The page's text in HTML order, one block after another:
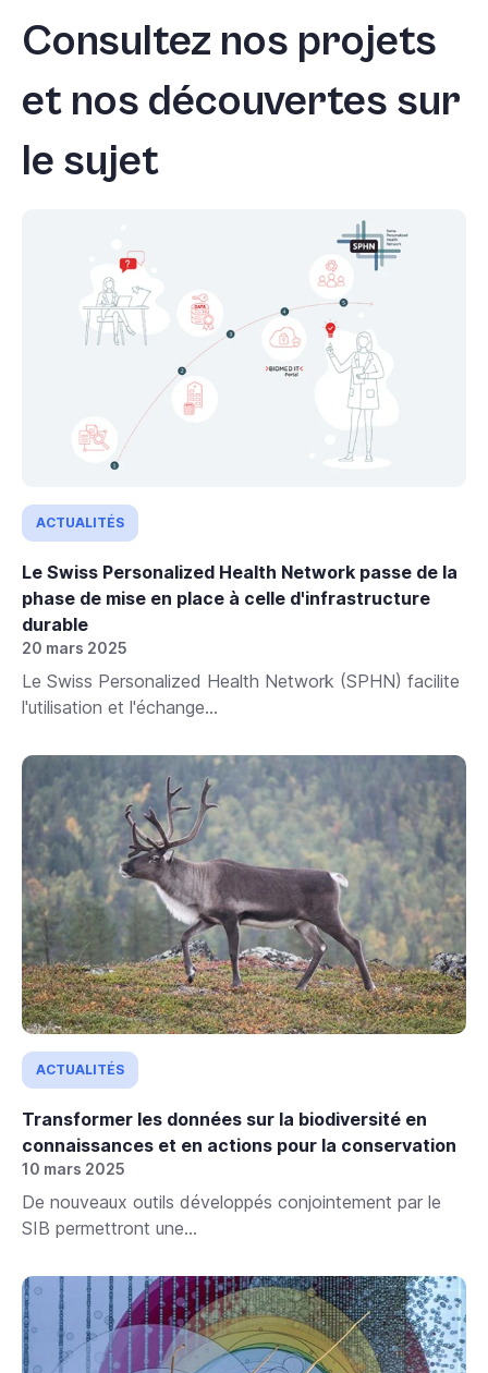
Consultez nos projets
et nos découvertes sur
le sujet
ACTUALITÉS
Le Swiss Personalized Health Network passe de la
phase de mise en place à celle d'infrastructure
durable
20 mars 2025
Le Swiss Personalized Health Network (SPHN) facilite
l'utilisation et l'échange...
ACTUALITÉS
Transformer les données sur la biodiversité en
connaissances et en actions pour la conservation
10 mars 2025
De nouveaux outils développés conjointement par le
SIB permettront une...